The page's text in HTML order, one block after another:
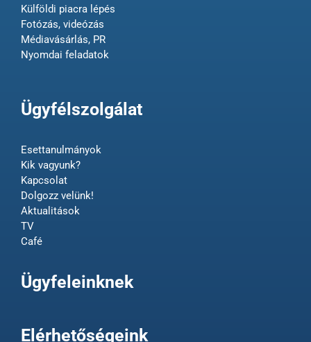
Külföldi piacra lépés
Fotózás, videózás
Médiavásárlás, PR
Nyomdai feladatok
Ügyfélszolgálat
Esettanulmányok
Kik vagyunk?
Kapcsolat
Dolgozz velünk!
Aktualitások
TV
Café
Ügyfeleinknek
Elérhetőségeink